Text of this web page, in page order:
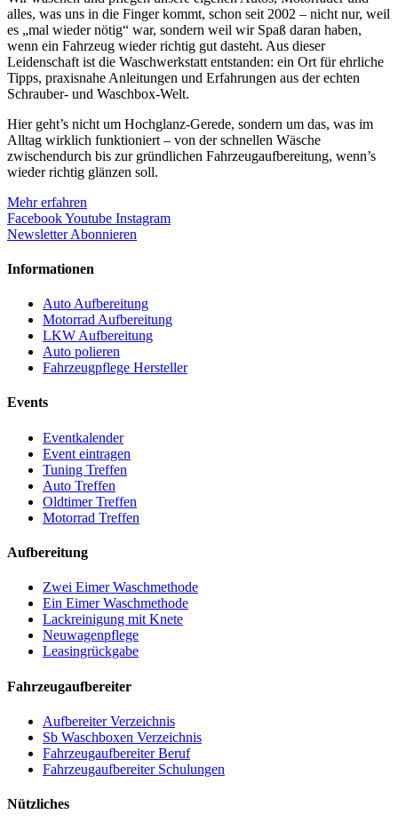
alles, was uns in die Finger kommt, schon seit 2002 – nicht nur, weil
es „mal wieder nötig“ war, sondern weil wir Spaß daran haben,
wenn ein Fahrzeug wieder richtig gut dasteht. Aus dieser
Leidenschaft ist die Waschwerkstatt entstanden: ein Ort für ehrliche
Tipps, praxisnahe Anleitungen und Erfahrungen aus der echten
Schrauber- und Waschbox-Welt.
Hier geht’s nicht um Hochglanz-Gerede, sondern um das, was im
Alltag wirklich funktioniert – von der schnellen Wäsche
zwischendurch bis zur gründlichen Fahrzeugaufbereitung, wenn’s
wieder richtig glänzen soll.
Mehr erfahren
FacebookYoutube Instagram
Newsletter Abonnieren
Informationen
Auto Aufbereitung
Motorrad Aufbereitung
LKW Aufbereitung
Auto polieren
Fahrzeugpflege Hersteller
Events
Eventkalender
Event eintragen
Tuning Treffen
Auto Treffen
Oldtimer Treffen
Motorrad Treffen
Aufbereitung
Zwei Eimer Waschmethode
Ein Eimer Waschmethode
Lackreinigung mit Knete
Neuwagenpflege
Leasingrückgabe
Fahrzeugaufbereiter
Aufbereiter Verzeichnis
Sb Waschboxen Verzeichnis
Fahrzeugaufbereiter Beruf
Fahrzeugaufbereiter Schulungen
Nützliches